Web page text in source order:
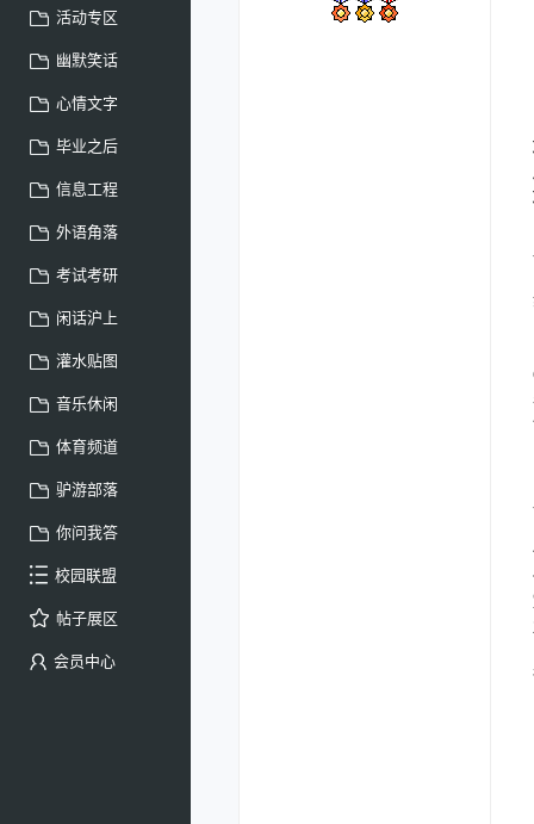
活动专区
幽默笑话
心情文字
毕业之后
信息工程
外语角落
考试考研
闲话沪上
灌水贴图
音乐休闲
体育频道
驴游部落
你问我答
校园联盟
帖子展区
会员中心